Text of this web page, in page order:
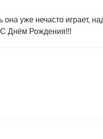
она уже нечасто играет,
С Днём Рождения!!!